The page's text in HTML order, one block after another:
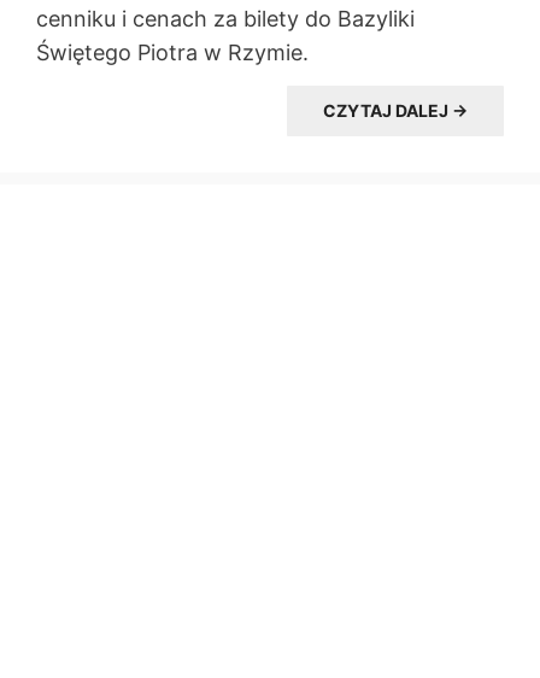
cenniku i cenach za bilety do Bazyliki
Świętego Piotra w Rzymie.
CZYTAJ DALEJ →